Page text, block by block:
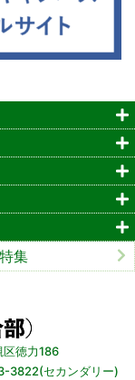
徳力186
セカンダリー)
集